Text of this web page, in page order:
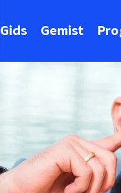
Gids Gemist